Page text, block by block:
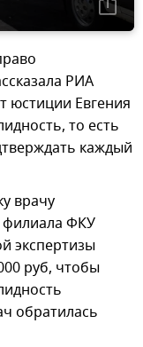
РИА
юстиции Евгения
то есть
каждый
врачу
филиала ФКУ
экспертизы
руб, чтобы
обратилась